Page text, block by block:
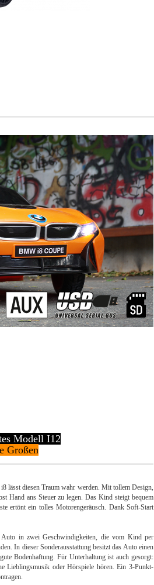
Modell I12
Großen
lässt diesen Traum wahr werden. Mit tollem Design,
Hand ans Steuer zu legen. Das Kind steigt bequem
ertönt ein tolles Motorengeräusch. Dank Soft-Start
in zwei Geschwindigkeiten, die vom Kind per
In dieser Sonderausstattung besitzt das Auto einen
Bodenhaftung. Für Unterhaltung ist auch gesorgt:
Lieblingsmusik oder Hörspiele hören. Ein 3-Punkt-